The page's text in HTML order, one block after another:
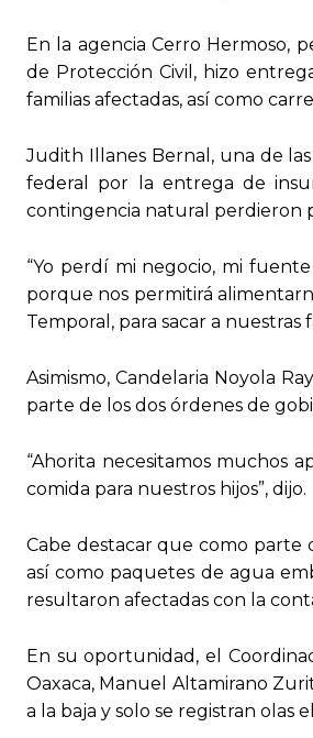
En la agencia Cerro Hermoso,
de Protección Civil, hizo
familias afectadas, así como
Judith Illanes Bernal, una de
federal por la entrega de
contingencia natural perdieron
“Yo perdí mi negocio, mi
porque nos permitirá
Temporal, para sacar a
Asimismo, Candelaria Noyola
parte de los dos órdenes de
“Ahorita necesitamos muchos
comida para nuestros hijos”, dijo.
Cabe destacar que como parte
así como paquetes de agua
resultaron afectadas con la
En su oportunidad, el
Oaxaca, Manuel Altamirano
a la baja y solo se registran olas